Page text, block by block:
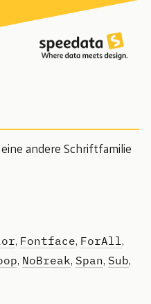
andere Schriftfamilie
, Fontface, ForAll ,
, NoBreak, Span, Sub,